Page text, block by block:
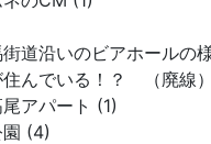
道沿いのビアホールの
住んでいる！？ （廃線
アパート (1)
(4)